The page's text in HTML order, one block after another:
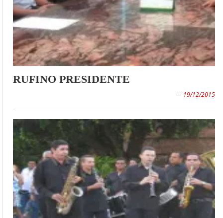
RUFINO PRESIDENTE
— 19/12/2015